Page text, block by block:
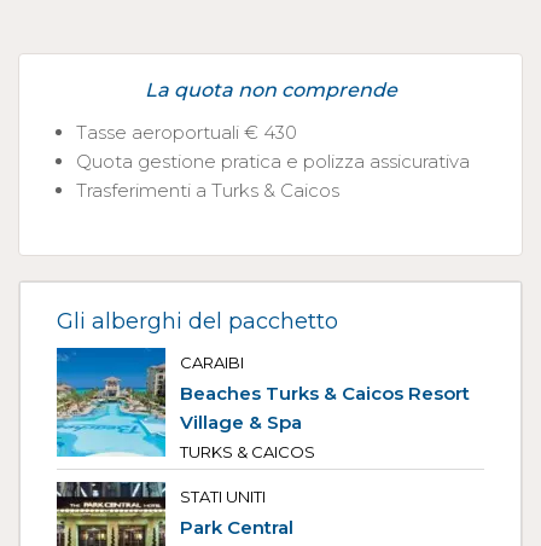
La quota non comprende
Tasse aeroportuali € 430
Quota gestione pratica e polizza assicurativa
Trasferimenti a Turks & Caicos
Gli alberghi del pacchetto
CARAIBI
Beaches Turks & Caicos Resort
Village & Spa
TURKS & CAICOS
STATI UNITI
Park Central